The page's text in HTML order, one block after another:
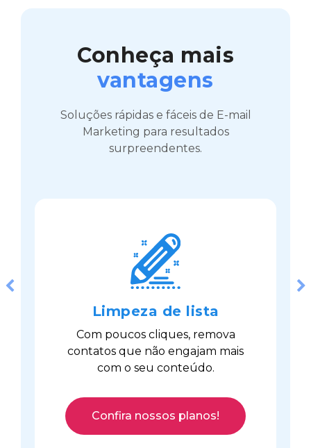
Conheça mais
vantagens
Soluções rápidas e fáceis de E-mail
Marketing para resultados
surpreendentes.
Limpeza de lista
Com poucos cliques, remova
contatos que não engajam mais
com o seu conteúdo.
Confira nossos planos!
Previous